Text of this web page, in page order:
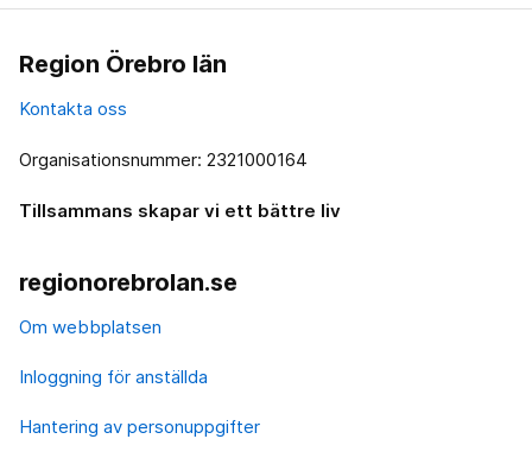
Region Örebro län
Kontakta oss
Organisationsnummer: 2321000164
Tillsammans skapar vi ett bättre liv
regionorebrolan.se
Om webbplatsen
Inloggning för anställda
Hantering av personuppgifter